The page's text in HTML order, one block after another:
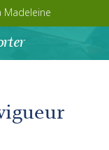
Madeleine